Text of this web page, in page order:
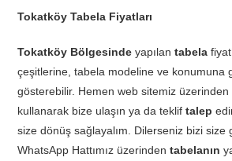
Tokatköy Tabela Fiyatları
Tokatköy Bölgesinde yapılantabela
çeşitlerine, tabela modeline ve konumuna
gösterebilir. Hemen web sitemiz üzerinden
kullanarak bize ulaşın ya da tekliftalep
size dönüş sağlayalım. Dilerseniz bizi size
WhatsApp Hattımız üzerindentabelanın